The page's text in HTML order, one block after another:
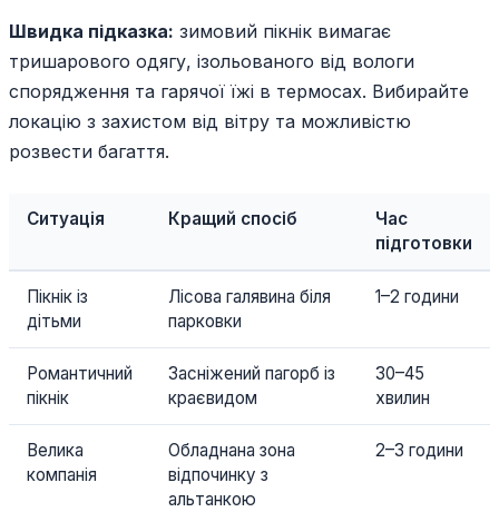
Швидка підказка: зимовий пікнік вимагає
тришарового одягу, ізольованого від вологи
спорядження та гарячої їжі в термосах. Вибирайте
локацію з захистом від вітру та можливістю
розвести багаття.
Ситуація Кращий спосіб
Час
підготовки
Пікнік із
дітьми
Лісова галявина біля
парковки
1–2 години
Романтичний
пікнік
Засніжений пагорб із
краєвидом
30–45
хвилин
Велика
компанія
Обладнана зона
відпочинку з
альтанкою
2–3 години